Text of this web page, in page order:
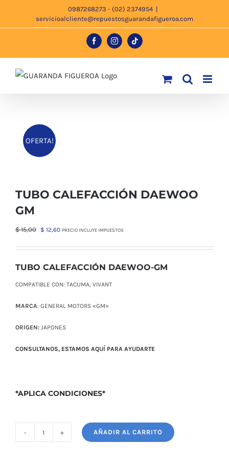
0987268273 - (02) 2374954 |
servicioalcliente@repuestosguarandafigueroa.com
FacebookInstagramTiktok
OFERTA!
TUBO CALEFACCIÓN DAEWOO
GM
$15,00
El
original
$ 12,60El
actual
PRECIO INCLUYE IMPUESTOS
TUBO CALEFACCIÓN DAEWOO-GM
COMPATIBLE CON: TACUMA, VIVANT
MARCA: GENERAL MOTORS «GM»
ORIGEN: JAPONES
CONSULTANOS, ESTAMOS AQUÍ PARA AYUDARTE
*APLICA CONDICIONES*
AÑADIR AL CARRITO